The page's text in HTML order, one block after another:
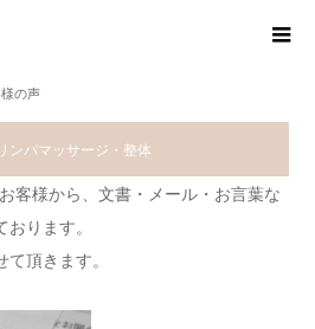
の声
ンパマッサージ・整体
客様から、文書・メール・お言葉な
ります。
頂きます。